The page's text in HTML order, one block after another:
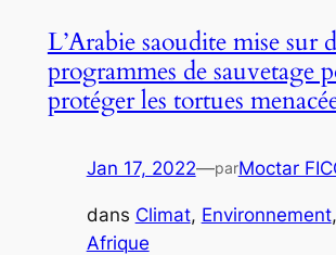
L’Arabie saoudite mise sur
programmes de sauvetage
protéger les tortues
Jan 17, 2022—parMoctar
dans Climat, Environnement,
Afrique